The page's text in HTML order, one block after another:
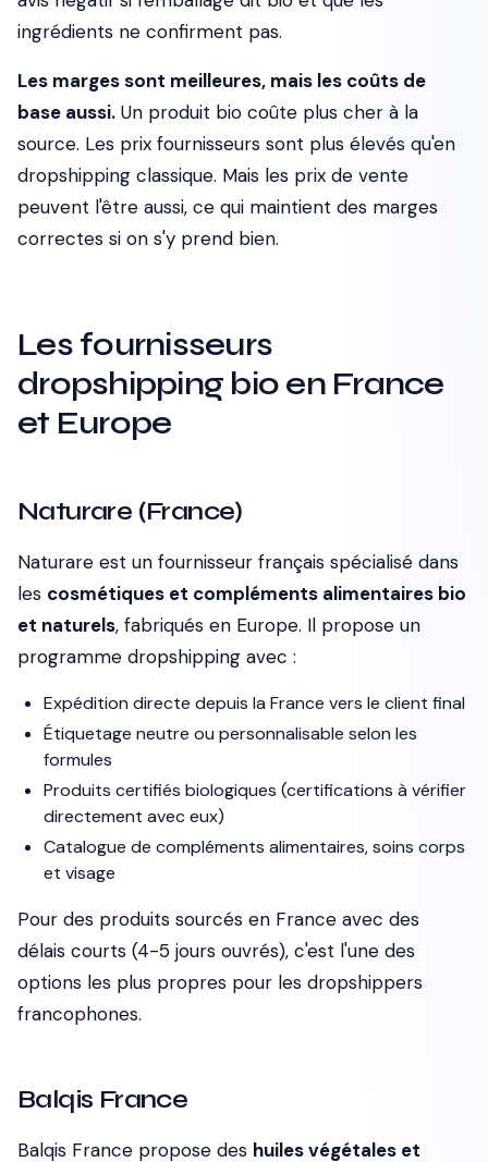
ingrédients ne confirment pas.
Les marges sont meilleures, mais les coûts de
base aussi. Un produit bio coûte plus cher à la
source. Les prix fournisseurs sont plus élevés qu'en
dropshipping classique. Mais les prix de vente
peuvent l'être aussi, ce qui maintient des marges
correctes si on s'y prend bien.
Les fournisseurs
dropshipping bio en France
et Europe
Naturare (France)
Naturare est un fournisseur français spécialisé dans
les cosmétiques et compléments alimentaires bio
et naturels, fabriqués en Europe. Il propose un
programme dropshipping avec :
Expédition directe depuis la France vers le client final
Étiquetage neutre ou personnalisable selon les
formules
Produits certifiés biologiques (certifications à vérifier
directement avec eux)
Catalogue de compléments alimentaires, soins corps
et visage
Pour des produits sourcés en France avec des
délais courts (4-5 jours ouvrés), c'est l'une des
options les plus propres pour les dropshippers
francophones.
Balqis France
Balqis France propose des huiles végétales et